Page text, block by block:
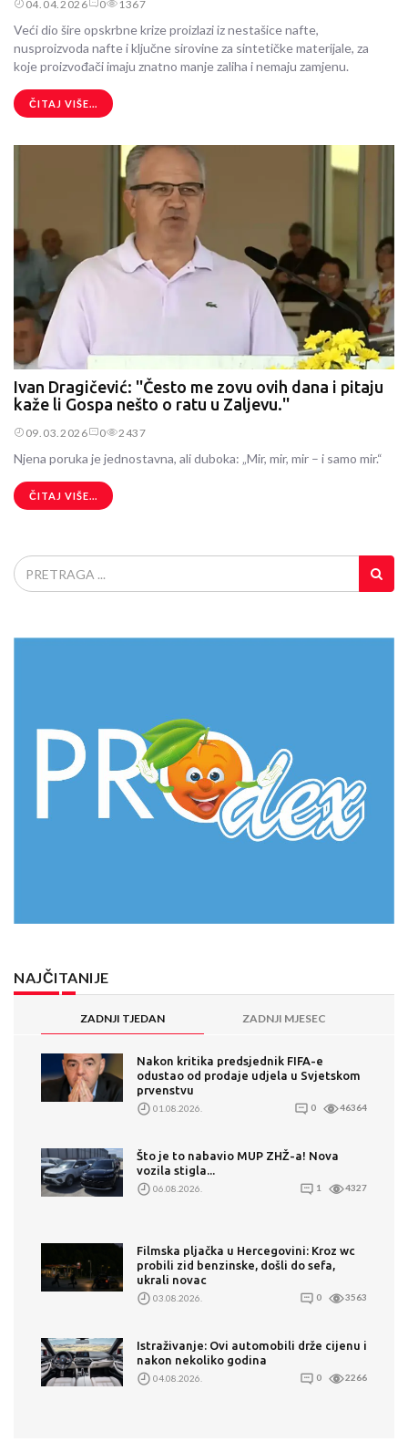
04.04.2026 0 1367
Veći dio šire opskrbne krize proizlazi iz nestašice nafte,
nusproizvoda nafte i ključne sirovine za sintetičke materijale, za
koje proizvođači imaju znatno manje zaliha i nemaju zamjenu.
ČITAJ VIŠE...
Ivan Dragičević: ''Često me zovu ovih dana i pitaju
kaže li Gospa nešto o ratu u Zaljevu.''
09.03.2026 0 2437
Njena poruka je jednostavna, ali duboka: „Mir, mir, mir – i samo mir.“
ČITAJ VIŠE...
NAJČITANIJE
ZADNJI TJEDAN ZADNJI MJESEC
Nakon kritika predsjednik FIFA-e
odustao od prodaje udjela u Svjetskom
prvenstvu
01.08.2026. 0 46364
Što je to nabavio MUP ZHŽ-a! Nova
vozila stigla...
06.08.2026. 1 4327
Filmska pljačka u Hercegovini: Kroz wc
probili zid benzinske, došli do sefa,
ukrali novac
03.08.2026. 0 3563
Istraživanje: Ovi automobili drže cijenu i
nakon nekoliko godina
04.08.2026. 0 2266